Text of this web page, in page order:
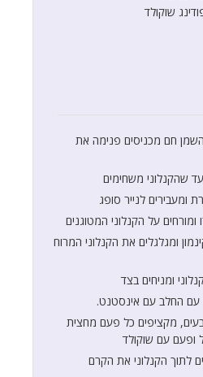
שוקולד
חם מכניסים פנימה את
שהקנלוני משחימים
ומעבירים לנייר סופג
על הקנלוני המטוגנים
ומגלגלים את הקנלוני המרוח
ומניחים בצד
החלב עם אינסטנט.
מקציפים כל פעם מחצית
ופעם עם שוקולד
לתוך הקנלוני את הקרם